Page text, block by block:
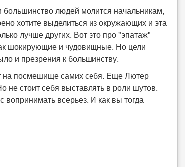
большинство людей молится начальникам,
хотите выделиться из окружающих и эта
лучше других. Вот это про "эпатаж"
шокирующие и чудовищные. Но цели
и презрения к большинству.
на посмешище самих себя. Еще Лютер
не стоит себя выставлять в роли шутов.
вопринимать всерьез. И как вы тогда